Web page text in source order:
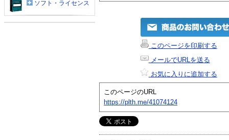
このページを印刷する
メールでURLを送る
お気に入りに追加する
このページのURL
https://plth.me/41074124
ソフト・ライセンス